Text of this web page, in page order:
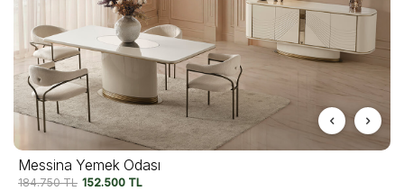
Messina Yemek Odası
184.750TL 152.500 TL